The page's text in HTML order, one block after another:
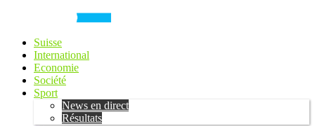
Suisse
International
Economie
Société
Sport
News en direct
Résultats